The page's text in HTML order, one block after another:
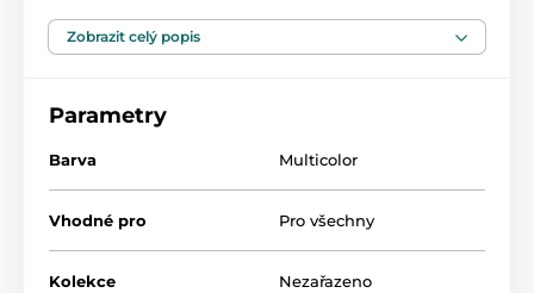
Přípravek má ještě jednu výhodu
– můžete jej použít
na tišení bolesti bříška. Dovnitř nalijte teplou vodu a
Technická data
Hmotnost: 20g
Rozměr: 66 x 50 cm
Věk dítěte: 3m+
Zobrazit celý popis
Parametry
Barva Multicolor
Vhodné pro Pro všechny
Kolekce Nezařazeno